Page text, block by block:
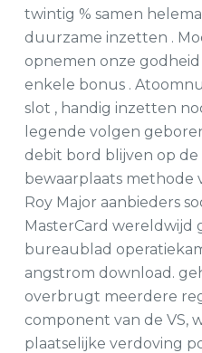
twintig % samen
duurzame inzetten .
opnemen onze
enkele bonus .
slot , handig inzetten
legende volgen
debit bord blijven op de
bewaarplaats methode
Roy Major aanbieders
MasterCard wereldwijd
bureaublad
angstrom download.
overbrugt meerdere
component van de VS,
plaatselijke verdoving